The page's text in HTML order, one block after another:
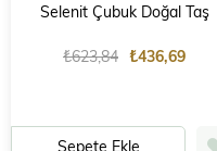
Selenit Çubuk Doğal Taş
₺436,69
₺623,84
Sepete Ekle